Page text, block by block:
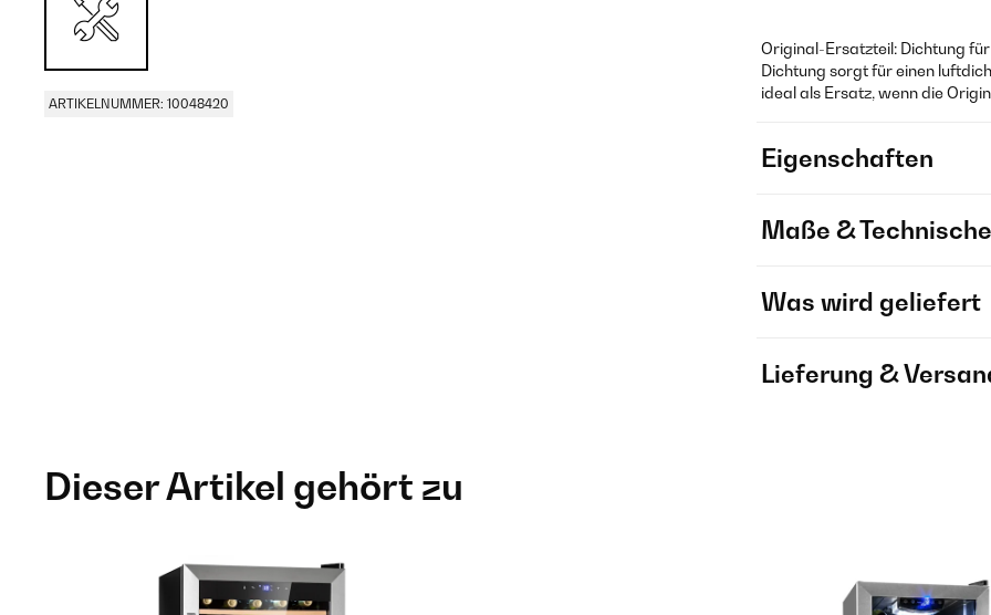
ARTIKELNUMMER: 10048420
Original-Ersatzteil: Dichtung
Dichtung sorgt für einen
ideal als Ersatz, wenn die
Eigenschaften
Maße &
Was wird geliefert
Lieferung &
Dieser Artikel gehört zu